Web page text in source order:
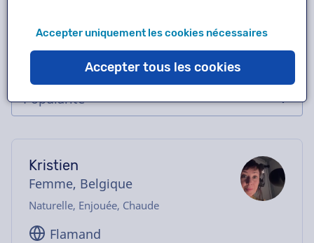
un e-mail, nous vous aiderons avec plaisir.
Kristien
Femme, Belgique
Naturelle, Enjouée, Chaude
Flamand
Accepter uniquement les cookies nécessaires
Accepter tous les cookies